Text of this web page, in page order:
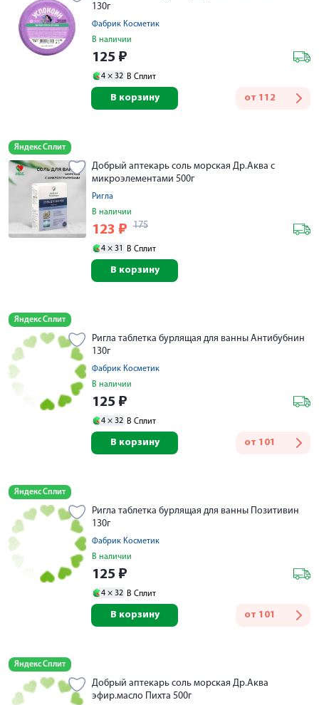
130г
Фабрик Косметик
В наличии
125 ₽
4 × 32 В Сплит
от 112
В корзину
Яндекс Сплит
Добрый аптекарь соль морская Др.Аква с
микроэлементами 500г
Ригла
В наличии
123 ₽ 175
4 × 31 В Сплит
В корзину
Яндекс Сплит
Ригла таблетка бурлящая для ванны Антибубнин
130г
Фабрик Косметик
В наличии
125 ₽
4 × 32 В Сплит
от 101
В корзину
Яндекс Сплит
Ригла таблетка бурлящая для ванны Позитивин
130г
Фабрик Косметик
В наличии
125 ₽
4 × 32 В Сплит
от 101
В корзину
Яндекс Сплит
Добрый аптекарь соль морская Др.Аква
эфир.масло Пихта 500г